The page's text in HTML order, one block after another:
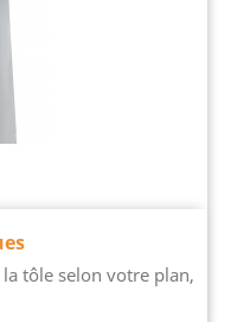
tôle selon votre plan,